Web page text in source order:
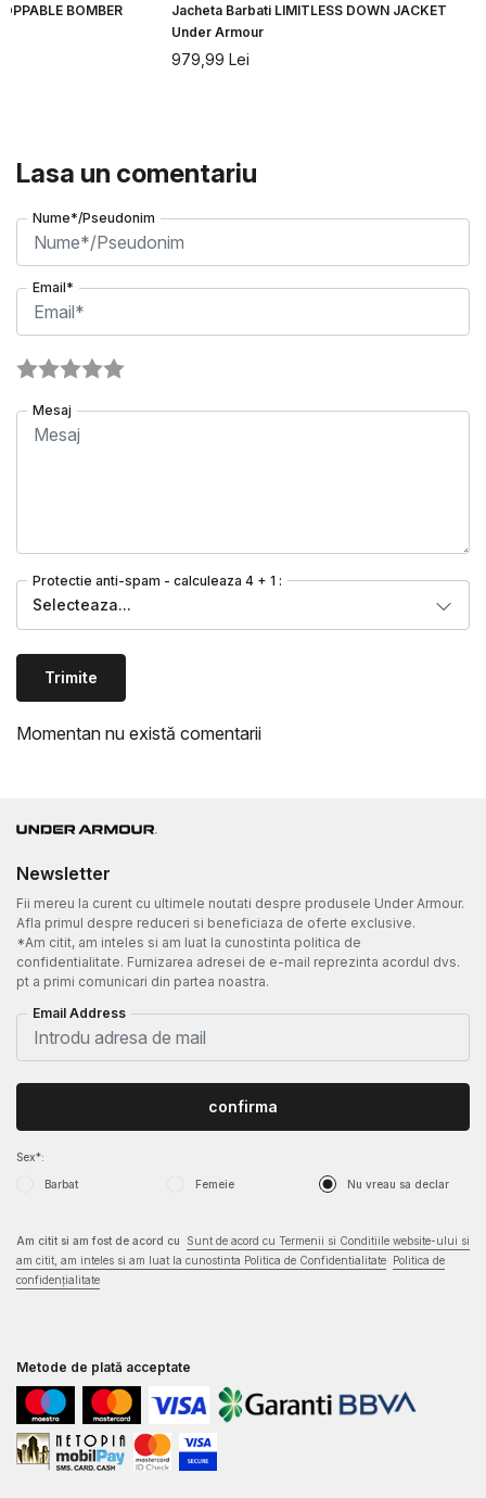
BOMBER
Jacheta Barbati LIMITLESS DOWN JACKET
Under Armour
979,99 Lei
Lasa un comentariu
Nume*/Pseudonim
Email*
Mesaj
Protectie anti-spam - calculeaza 4 + 1 :
Selecteaza...
Trimite
Momentan nu există comentarii
Newsletter
Fii mereu la curent cu ultimele noutati despre produsele Under Armour.
Afla primul despre reduceri si beneficiaza de oferte exclusive.
*Am citit, am inteles si am luat la cunostinta politica de
confidentialitate. Furnizarea adresei de e-mail reprezinta acordul dvs.
pt a primi comunicari din partea noastra.
Email Address
Sex*:
Barbat Femeie Nu vreau sa declar
confirma
Am citit si am fost de acord cu
Sunt de acord cu Termenii si Conditiile website-ului si
am citit, am inteles si am luat la cunostinta Politica de Confidentialitate Politica de
confidențialitate
Metode de plată acceptate